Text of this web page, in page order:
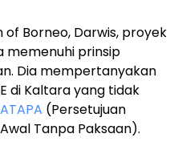
Borneo, Darwis, proyek
memenuhi prinsip
Dia mempertanyakan
di Kaltara yang tidak
(Persetujuan
Tanpa Paksaan).